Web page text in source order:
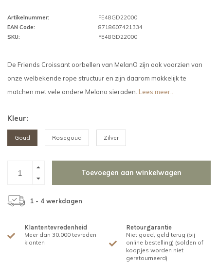
Artikelnummer:
FE48GD22000
EAN Code:
8718607421334
SKU:
FE48GD22000
De Friends Croissant oorbellen van MelanO zijn ook voorzien van
onze welbekende rope structuur en zijn daarom makkelijk te
matchen met vele andere Melano sieraden. Lees meer..
Kleur:
Goud Rosegoud Zilver
Toevoegen aan winkelwagen
1 - 4 werkdagen
Klantentevredenheid
Meer dan 30.000 tevreden
klanten
Retourgarantie
Niet goed, geld terug (bij
online bestelling) (solden of
koopjes worden niet
geretourneerd)